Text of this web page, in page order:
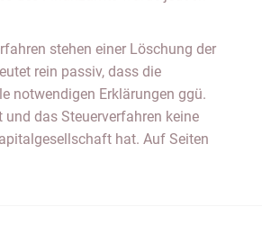
stehen einer Löschung der
rein passiv, dass die
notwendigen Erklärungen ggü.
das Steuerverfahren keine
hat. Auf Seiten